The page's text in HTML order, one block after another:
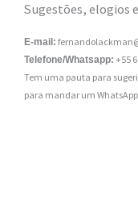
Sugestões, elogios
E-mail:
Telefone/Whatsapp: +55
Tem uma pauta para
para mandar um